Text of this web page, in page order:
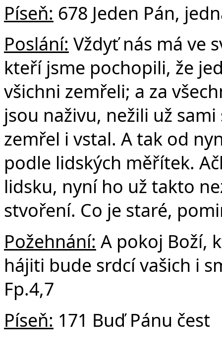
Píseň: 678 Jeden Pán,
Poslání: Vždyť nás má ve
kteří jsme pochopili, že
všichni zemřeli; a za
jsou naživu, nežili už
zemřel i vstal. A tak od
podle lidských měřítek.
lidsku, nyní ho už takto
stvoření. Co je staré,
Požehnání: A pokoj Boží,
hájiti bude srdcí vašich i
Fp.4,7
Píseň: 171 Buď Pánu čest